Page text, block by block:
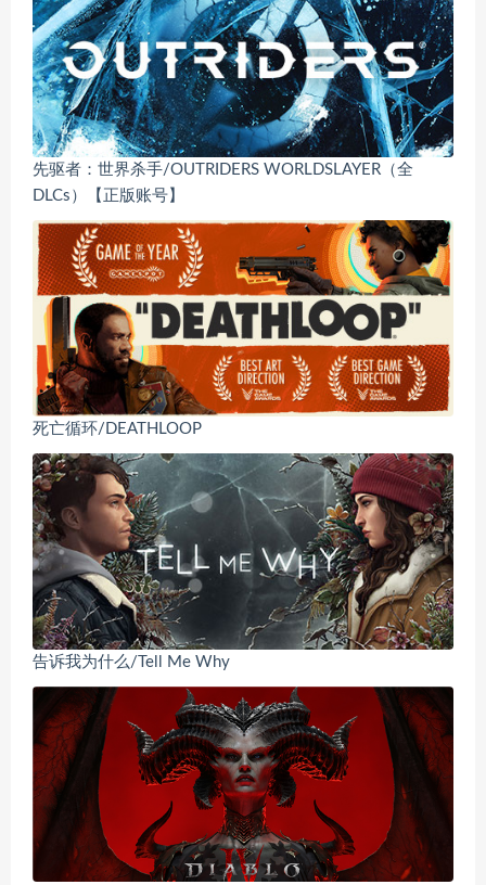
先驱者：世界杀手/OUTRIDERS WORLDSLAYER（全
DLCs）【正版账号】
死亡循环/DEATHLOOP
告诉我为什么/Tell Me Why